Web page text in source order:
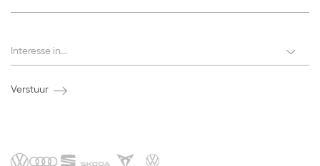
Interesse in...
Verstuur